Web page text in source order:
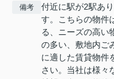
備考
付近に駅が2駅あ
す。こちらの物件
る、ニーズの高い
の多い、敷地内ご
に適した賃貸物件
さい。当社は様々